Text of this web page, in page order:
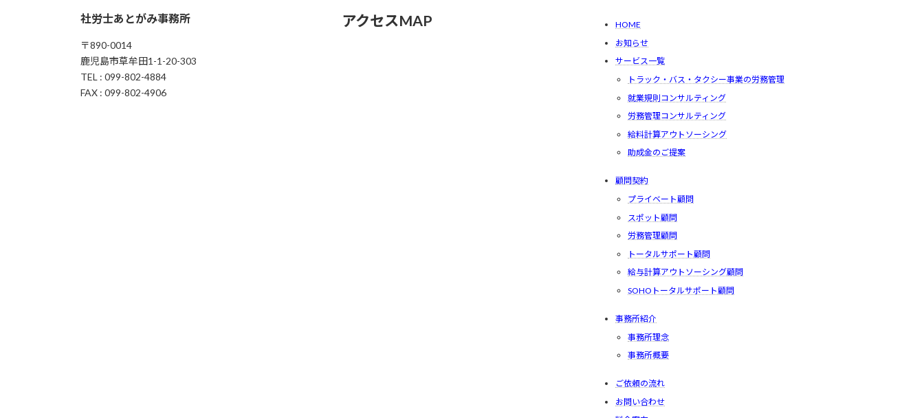
社労士あとがみ事務所
〒890-0014
鹿児島市草牟田1-1-20-303
TEL : 099-802-4884
FAX : 099-802-4906
アクセスMAP
HOME
お知らせ
サービス一覧
トラック・バス・タクシー事業の労務管理
就業規則コンサルティング
労務管理コンサルティング
給料計算アウトソーシング
助成金のご提案
顧問契約
プライベート顧問
スポット顧問
労務管理顧問
トータルサポート顧問
給与計算アウトソーシング顧問
SOHOトータルサポート顧問
事務所紹介
事務所理念
事務所概要
ご依頼の流れ
お問い合わせ